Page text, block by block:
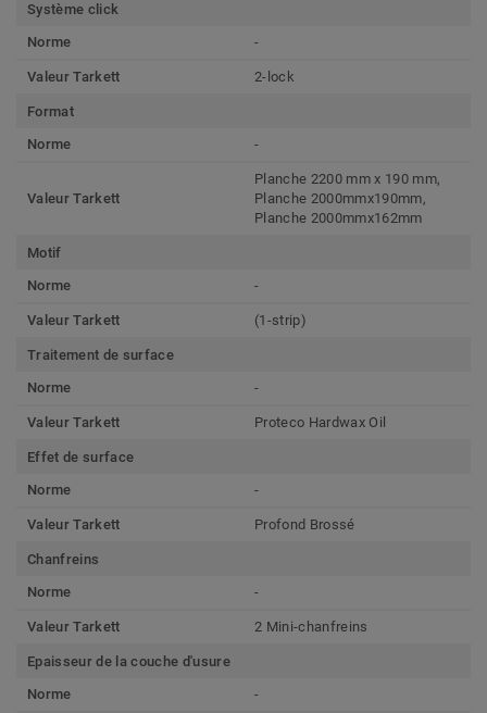
Système click
Norme
-
Valeur Tarkett 2-lock
Format
Norme
-
Valeur Tarkett
Planche 2200 mm x 190 mm,
Planche 2000mmx190mm,
Planche 2000mmx162mm
Motif
Norme
-
Valeur Tarkett (1-strip)
Traitement de surface
Norme
-
Valeur Tarkett Proteco Hardwax Oil
Effet de surface
Norme
-
Valeur Tarkett Profond Brossé
Chanfreins
Norme
-
Valeur Tarkett 2 Mini-chanfreins
Epaisseur de la couche d'usure
Norme
-